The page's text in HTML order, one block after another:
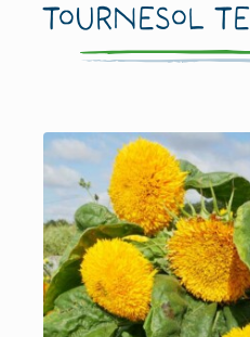
Tournesol